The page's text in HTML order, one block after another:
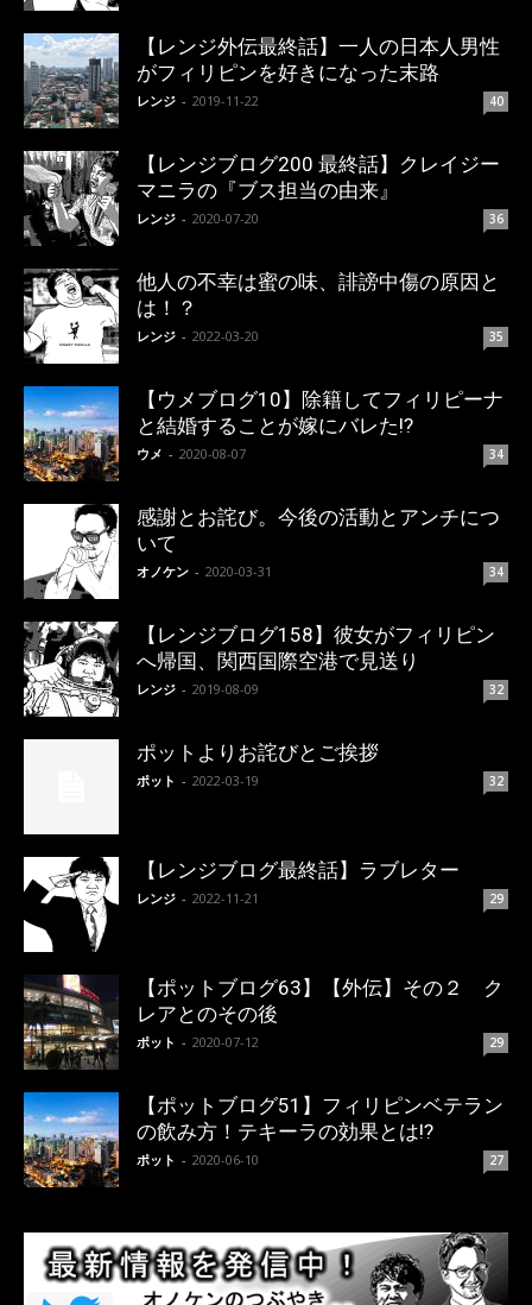
【レンジ外伝最終話】一人の日本人男性
がフィリピンを好きになった末路
レンジ - 2019-11-22 40
【レンジブログ200 最終話】クレイジー
マニラの『ブス担当の由来』
レンジ - 2020-07-20 36
他人の不幸は蜜の味、誹謗中傷の原因と
は！？
レンジ - 2022-03-20 35
【ウメブログ10】除籍してフィリピーナ
と結婚することが嫁にバレた!?
ウメ - 2020-08-07 34
感謝とお詫び。今後の活動とアンチにつ
いて
オノケン - 2020-03-31 34
【レンジブログ158】彼女がフィリピン
へ帰国、関西国際空港で見送り
レンジ - 2019-08-09 32
ポットよりお詫びとご挨拶
ポット - 2022-03-19 32
【レンジブログ最終話】ラブレター
レンジ - 2022-11-21 29
【ポットブログ63】【外伝】その２ ク
レアとのその後
ポット - 2020-07-12 29
【ポットブログ51】フィリピンベテラン
の飲み方！テキーラの効果とは!?
ポット - 2020-06-10 27